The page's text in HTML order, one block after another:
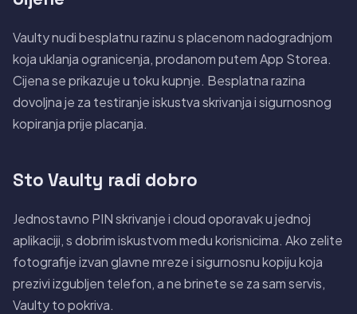
Vaulty nudi besplatnu razinu s placenom nadogradnjom
koja uklanja ogranicenja, prodanom putem App Storea.
Cijena se prikazuje u toku kupnje. Besplatna razina
dovoljna je za testiranje iskustva skrivanja i sigurnosnog
kopiranja prije placanja.
Sto Vaulty radi dobro
Jednostavno PIN skrivanje i cloud oporavak u jednoj
aplikaciji, s dobrim iskustvom medu korisnicima. Ako zelite
fotografije izvan glavne mreze i sigurnosnu kopiju koja
prezivi izgubljen telefon, a ne brinete se za sam servis,
Vaulty to pokriva.